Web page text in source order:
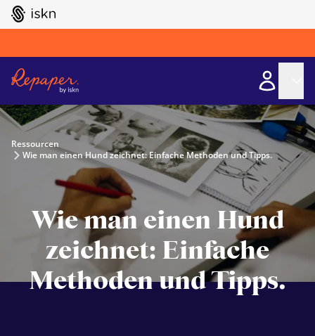
GO TO ISKN HOME
Ressourcen
Wie man einen Hund zeichnet: Einfache Methoden und Tipps.
Wie man einen Hund
zeichnet: Einfache
Methoden und Tipps.